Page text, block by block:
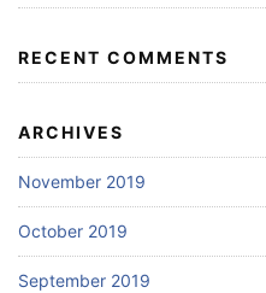
RECENT COMMENTS
ARCHIVES
November 2019
October 2019
September 2019